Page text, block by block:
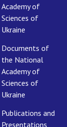
Academy of
Sciences of
Ukraine
Documents of
the National
Academy of
Sciences of
Ukraine
Publications and
Presentations